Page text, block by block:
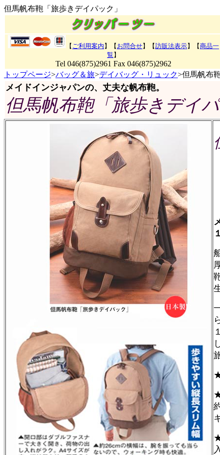
但馬帆布鞄「旅歩きデイパック」
【 ご利用案内 】【 お問合せ】【訪販法表示】 【商品一
覧 】
Tel 046(875)2961 Fax 046(875)2962
トップページ>バッグ＆旅>デイバッグ・リュック>但馬帆布
メイドインジャパンの、丈夫な帆布鞄。
但馬帆布鞄「旅歩きデイ